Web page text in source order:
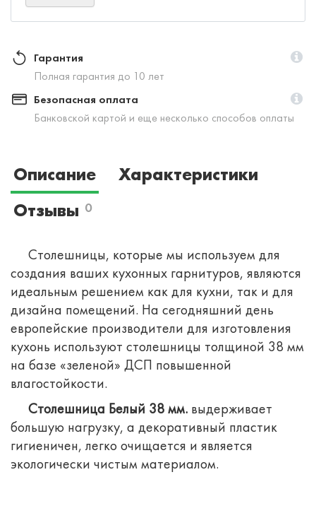
Гарантия
Полная гарантия до 10 лет
Безопасная оплата
Банковской картой и еще несколько способов оплаты
Описание
Характеристики
Отзывы 0
Столешницы, которые мы используем для
создания ваших кухонных гарнитуров, являются
идеальным решением как для кухни, так и для
дизайна помещений. На сегодняшний день
европейские производители для изготовления
кухонь используют столешницы толщиной 38 мм
на базе «зеленой» ДСП повышенной
влагостойкости.
Столешница Белый 38 мм. выдерживает
большую нагрузку, а декоративный пластик
гигиеничен, легко очищается и является
экологически чистым материалом.